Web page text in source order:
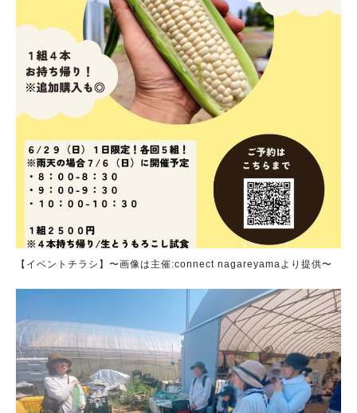
【イベントチラシ】〜画像は主催:connect nagareyamaより提供〜